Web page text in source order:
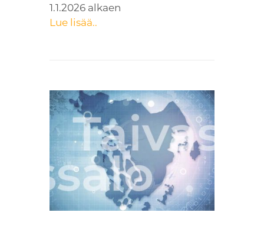
1.1.2026 alkaen
Lue lisää..